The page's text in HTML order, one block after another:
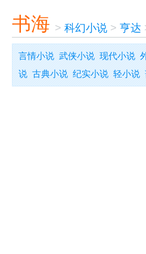
书海 > 科幻小说 > 亨达
言情小说 武侠小说 现代小说
说 古典小说 纪实小说 轻小说